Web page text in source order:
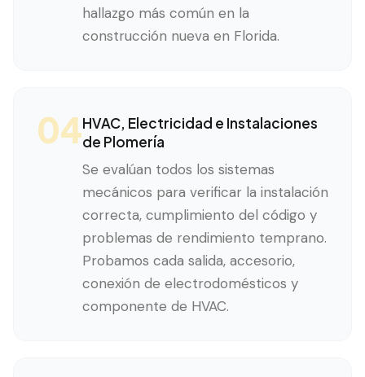
hallazgo más común en la
construcción nueva en Florida.
04HVAC, Electricidad e Instalaciones
de Plomería
Se evalúan todos los sistemas
mecánicos para verificar la instalación
correcta, cumplimiento del código y
problemas de rendimiento temprano.
Probamos cada salida, accesorio,
conexión de electrodomésticos y
componente de HVAC.